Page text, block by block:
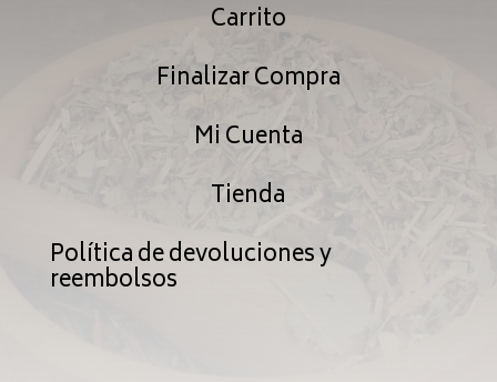
Carrito
Finalizar Compra
Mi Cuenta
Tienda
Política de devoluciones y
reembolsos